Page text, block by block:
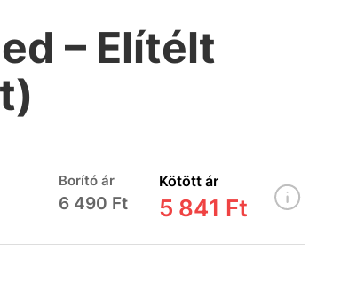
– Elítélt
Borító ár
6 490 Ft
Kötött ár
5 841 Ft